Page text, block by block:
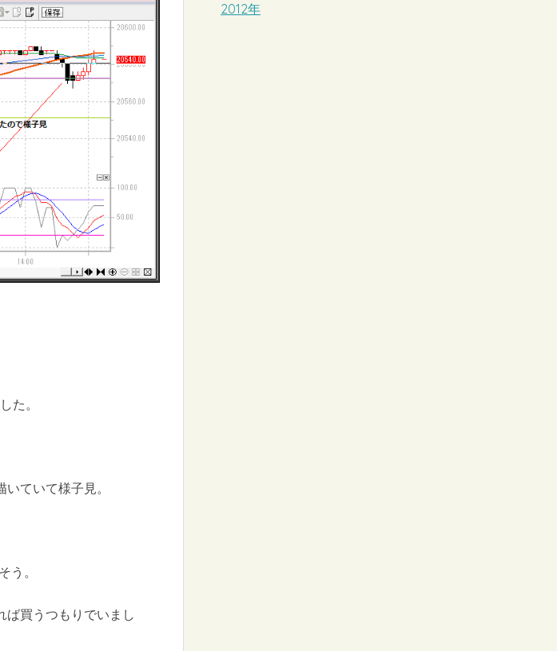
た。
ていて様子見。
う。
ば買うつもりでいまし
2012年